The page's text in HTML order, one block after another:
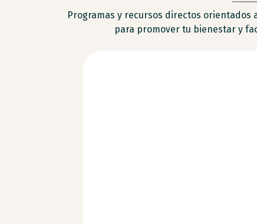
Programas y recursos directos orientados
para promover tu bienestar y